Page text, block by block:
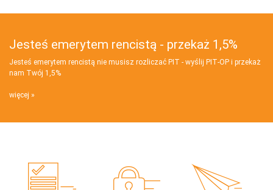
Jesteś emerytem rencistą - przekaż 1,5%
Jesteś emerytem rencistą nie musisz rozliczać PIT - wyślij PIT‑OP i przekaż
nam Twój 1,5%
więcej